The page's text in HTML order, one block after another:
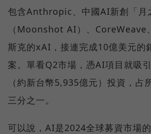
包含Anthropic、中國AI新創「月
（Moonshot AI）、CoreWeave
斯克的xAI，接連完成10億美元的
案。單看Q2市場，憑AI項目就吸
（約新台幣5,935億元）投資，占
三分之一。
可以說，AI是2024全球募資市場